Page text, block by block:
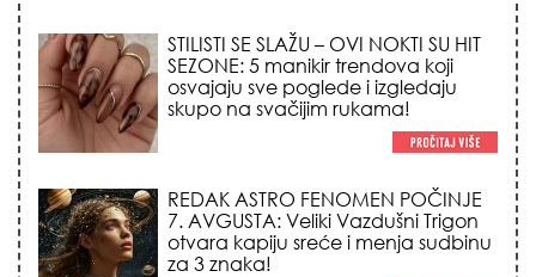
STILISTI SE SLAŽU – OVI NOKTI SU HIT
SEZONE: 5 manikir trendova koji
osvajaju sve poglede i izgledaju
skupo na svačijim rukama!
REDAK ASTRO FENOMEN POČINJE
7. AVGUSTA: Veliki Vazdušni Trigon
otvara kapiju sreće i menja sudbinu
za 3 znaka!